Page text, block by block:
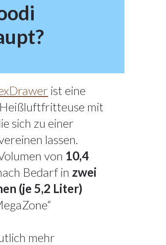
ist eine
mit
sich zu einer
lassen.
von 10,4
Bedarf in zwei
(je 5,2 Liter)
mehr